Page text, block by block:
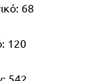
68
120